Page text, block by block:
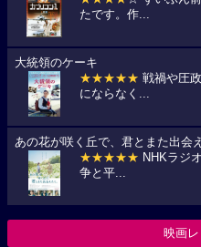
たです。作...
大統領のケーキ
★★★★★ 戦禍や圧
にならなく...
あの花が咲く丘で、君とまた出会
★★★★★ NHKラジ
争と平...
映画